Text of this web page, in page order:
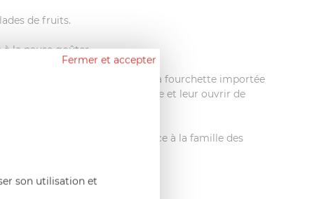
de fruits.
la pause goûter.
Médicis introduit également la fourchette importée
avant le service du fromage et leur ouvrir de
qui indique son appartenance à la famille des
en génération !
Fermer et accepter
son utilisation et